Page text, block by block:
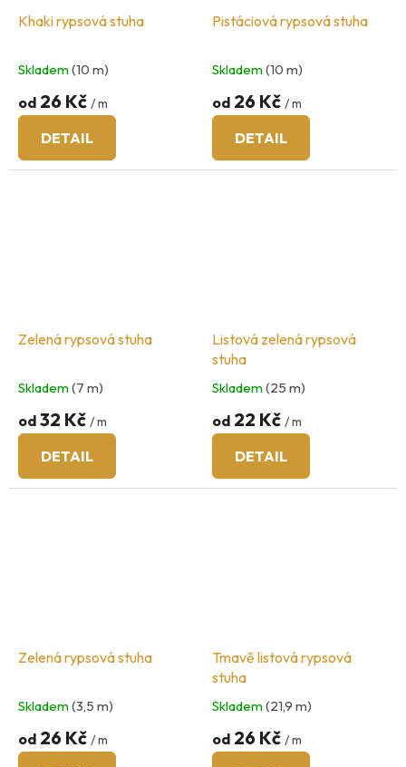
Khaki rypsová stuha
Skladem(10 m)
od 26 Kč / m
DETAIL
Pistáciová rypsová stuha
Skladem(10 m)
od 26 Kč / m
DETAIL
Zelená rypsová stuha
Skladem(7 m)
od 32 Kč / m
DETAIL
Listová zelená rypsová
stuha
Skladem(25 m)
od 22 Kč / m
DETAIL
Zelená rypsová stuha
Skladem(3,5 m)
od 26 Kč / m
Tmavě listová rypsová
stuha
Skladem(21,9 m)
od 26 Kč / m